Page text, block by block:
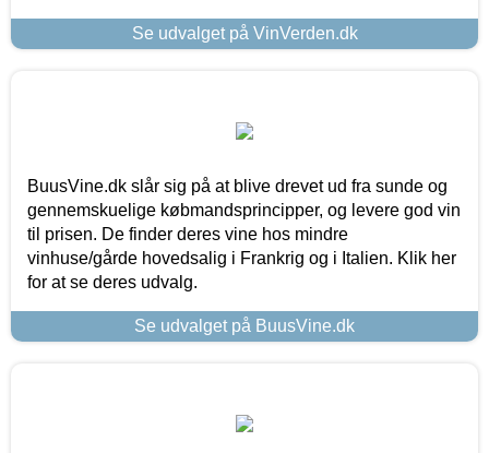
Se udvalget på VinVerden.dk
BuusVine.dk slår sig på at blive drevet ud fra sunde og
gennemskuelige købmandsprincipper, og levere god vin
til prisen. De finder deres vine hos mindre
vinhuse/gårde hovedsalig i Frankrig og i Italien. Klik her
for at se deres udvalg.
Se udvalget på BuusVine.dk